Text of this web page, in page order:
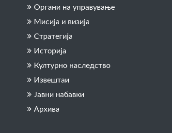
Органи на управување
Мисија и визија
Стратегија
Историја
Културно наследство
Извештаи
Јавни набавки
Архива